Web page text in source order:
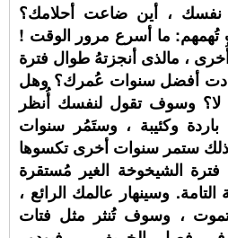
، أين ضاعت أحلامك؟
ما أسرع مرور الوقت !
، مالذى أنجزتهُ طوال فترة
أفضل سنوات عُمرك؟ وهل
لا؟ وسوف تقول لنفسك أُنظر
وكئيبة ، وستَمُر سنوات
ستمر سنوات أخرى تكسوها
فترة الشيخوخة الغير مُستقرة
التامة. وسينهار عالمك الرائع ،
، وسوف تُنثر مثل فتات